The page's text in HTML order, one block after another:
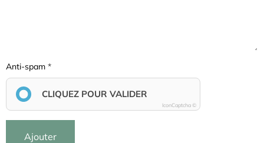
Anti-spam
CLIQUEZ POUR VALIDER
IconCaptcha ©
Ajouter